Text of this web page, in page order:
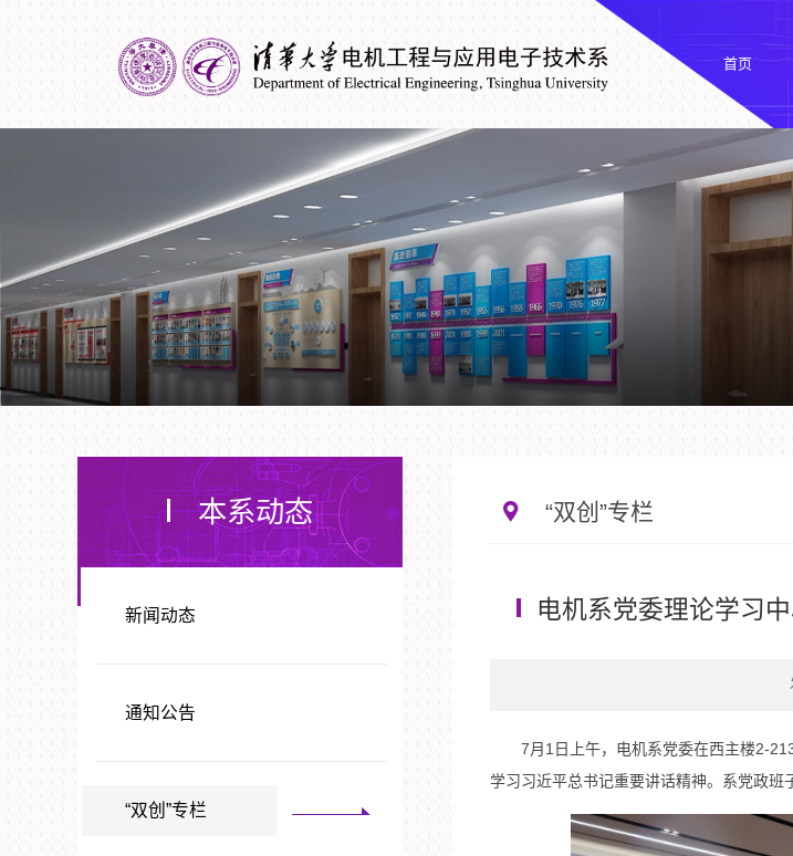
首页
本系动态
新闻动态
通知公告
“双创”专栏
“双创”专栏
电机系党委理论学习
7月1日上午，电机系党委在西主楼2-
学习习近平总书记重要讲话精神。系党政班